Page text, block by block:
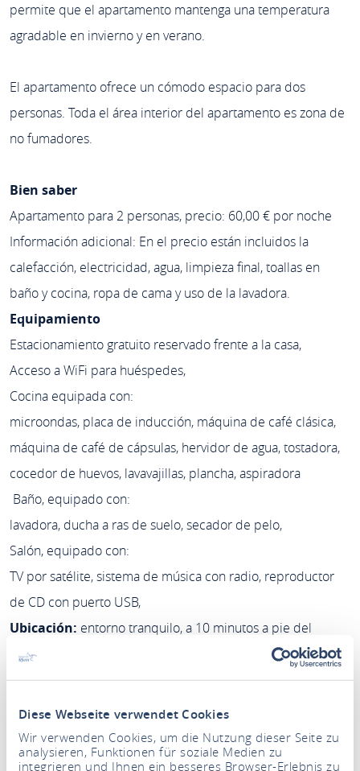
Diese Webseite verwendet Cookies
Wir verwenden Cookies, um die Nutzung dieser Seite zu
analysieren, Funktionen für soziale Medien zu
integrieren und Ihnen ein besseres Browser-Erlebnis zu
permite que el apartamento mantenga una temperatura
agradable en invierno y en verano.
El apartamento ofrece un cómodo espacio para dos
personas. Toda el área interior del apartamento es zona de
no fumadores.
Bien saber
Apartamento para 2 personas, precio: 60,00 € por noche
Información adicional: En el precio están incluidos la
calefacción, electricidad, agua, limpieza final, toallas en
baño y cocina, ropa de cama y uso de la lavadora.
Equipamiento
Estacionamiento gratuito reservado frente a la casa,
Acceso a WiFi para huéspedes,
Cocina equipada con:
microondas, placa de inducción, máquina de café clásica,
máquina de café de cápsulas, hervidor de agua, tostadora,
cocedor de huevos, lavavajillas, plancha, aspiradora
Baño, equipado con:
lavadora, ducha a ras de suelo, secador de pelo,
Salón, equipado con:
TV por satélite, sistema de música con radio, reproductor
de CD con puerto USB,
Ubicación: entorno tranquilo, a 10 minutos a pie del
centro de la ciudad
Método de pago:Pago en efectivo
Periodo